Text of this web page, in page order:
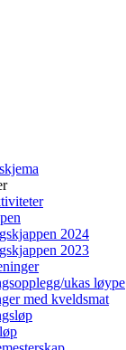
2024
2023
ukas løype
med kveldsmat